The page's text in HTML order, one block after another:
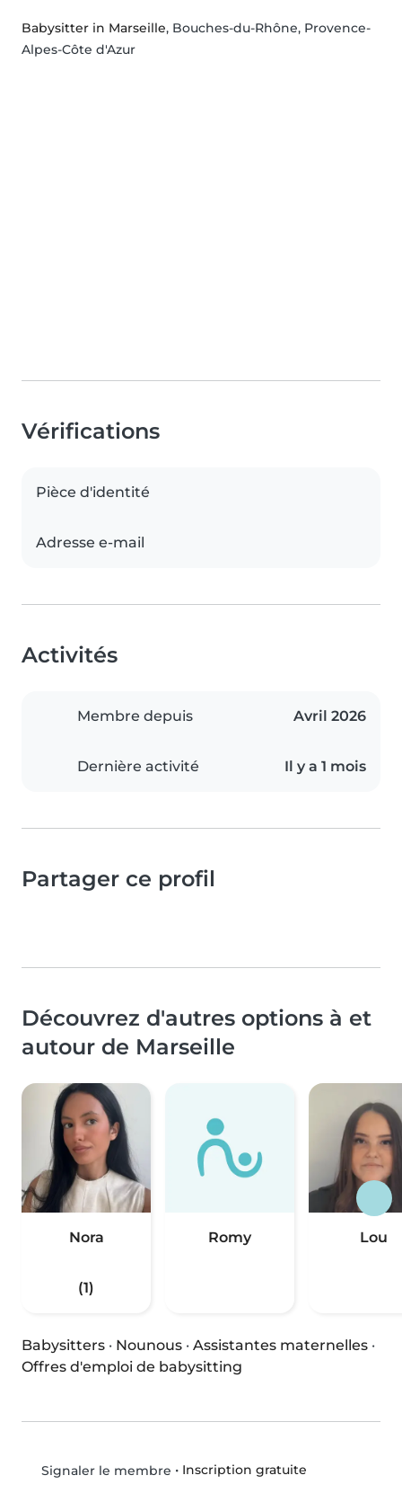
Babysitter in Marseille, Bouches-du-Rhône, Provence-
Alpes-Côte d'Azur
Vérifications
Pièce d'identité
Adresse e-mail
Activités
Membre depuis Avril 2026
Dernière activité Il y a 1 mois
Partager ce profil
Découvrez d'autres options à et
autour de Marseille
Nora
(1)
Romy Lou
Babysitters · Nounous · Assistantes maternelles ·
Offres d'emploi de babysitting
Signaler le membre • Inscription gratuite